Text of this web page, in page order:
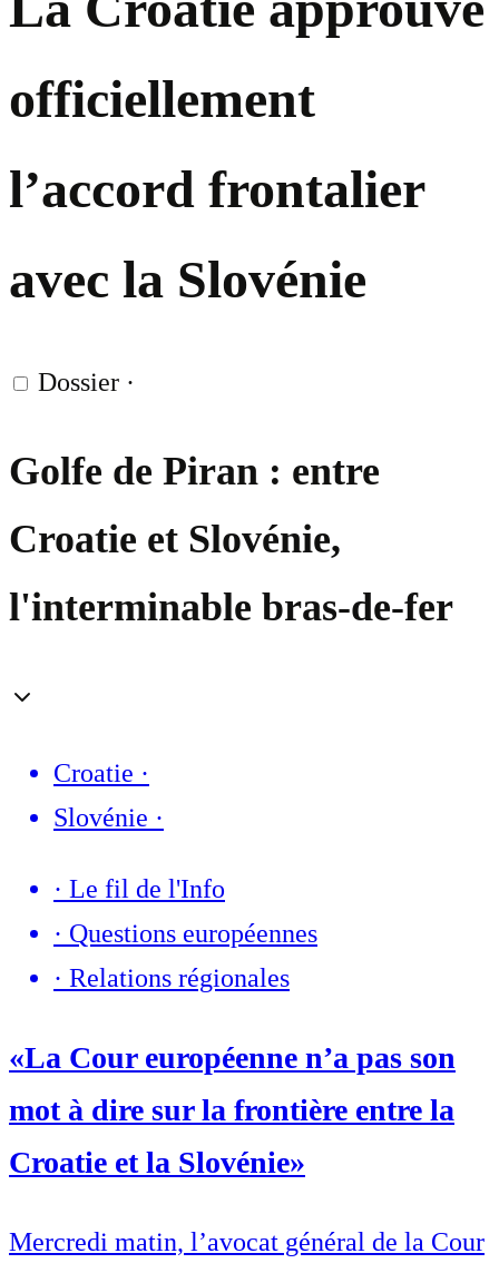
officiellement
l’accord frontalier
avec la Slovénie
Dossier ·
Golfe de Piran : entre
Croatie et Slovénie,
l'interminable bras-de-fer
Croatie ·
Slovénie ·
· Le fil de l'Info
· Questions européennes
· Relations régionales
«La Cour européenne n’a pas son
mot à dire sur la frontière entre la
Croatie et la Slovénie»
Mercredi matin, l’avocat général de la Cour